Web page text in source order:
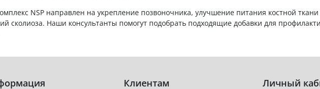
NSP направлен на укрепление позвоночника, улучшение питания костной
сколиоза. Наши консультанты помогут подобрать подходящие добавки для
Клиентам Личный